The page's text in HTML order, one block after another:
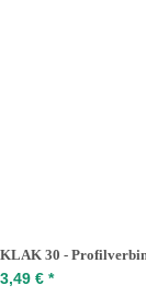
KLAK 30 -
3,49 € *